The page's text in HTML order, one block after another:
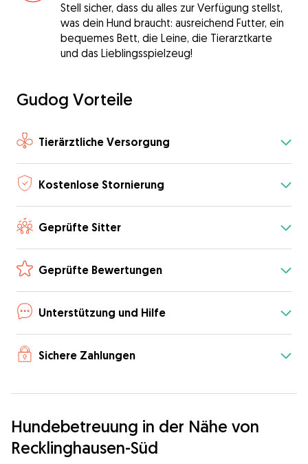
Stell sicher, dass du alles zur Verfügung stellst,
was dein Hund braucht: ausreichend Futter, ein
bequemes Bett, die Leine, die Tierarztkarte
und das Lieblingsspielzeug!
Gudog Vorteile
Tierärztliche Versorgung
Kostenlose Stornierung
Geprüfte Sitter
Geprüfte Bewertungen
Unterstützung und Hilfe
Sichere Zahlungen
Hundebetreuung in der Nähe von
Recklinghausen-Süd